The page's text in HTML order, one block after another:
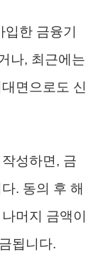
입한 금융기
나, 최근에는
면으로도 신
성하면, 금
. 동의 후 해
머지 금액이
됩니다.